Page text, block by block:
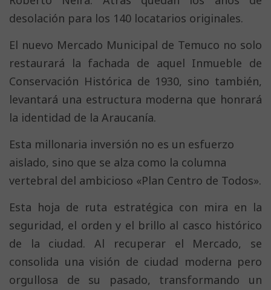
desolación para los 140 locatarios originales.
El nuevo Mercado Municipal de Temuco no solo
restaurará la fachada de aquel Inmueble de
Conservación Histórica de 1930, sino también,
levantará una estructura moderna que honrará
la identidad de la Araucanía.
Esta millonaria inversión no es un esfuerzo
aislado, sino que se alza como la columna
vertebral del ambicioso «Plan Centro de Todos».
Esta hoja de ruta estratégica con mira en la
seguridad, el orden y el brillo al casco histórico
de la ciudad. Al recuperar el Mercado, se
consolida una visión de ciudad moderna pero
orgullosa de su pasado, transformando un